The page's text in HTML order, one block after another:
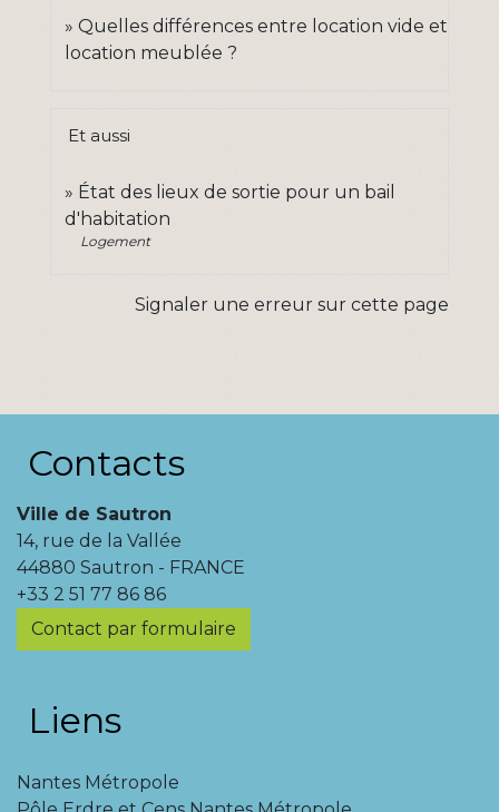
Quelles différences entre location vide et
location meublée ?
Et aussi
État des lieux de sortie pour un bail
d'habitation
Logement
Signaler une erreur sur cette page
Contacts
Ville de Sautron
14, rue de la Vallée
44880 Sautron - FRANCE
+33 2 51 77 86 86
Contact par formulaire
Liens
Nantes Métropole